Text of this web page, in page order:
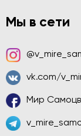
Мы в сети
vk.com/
Мир